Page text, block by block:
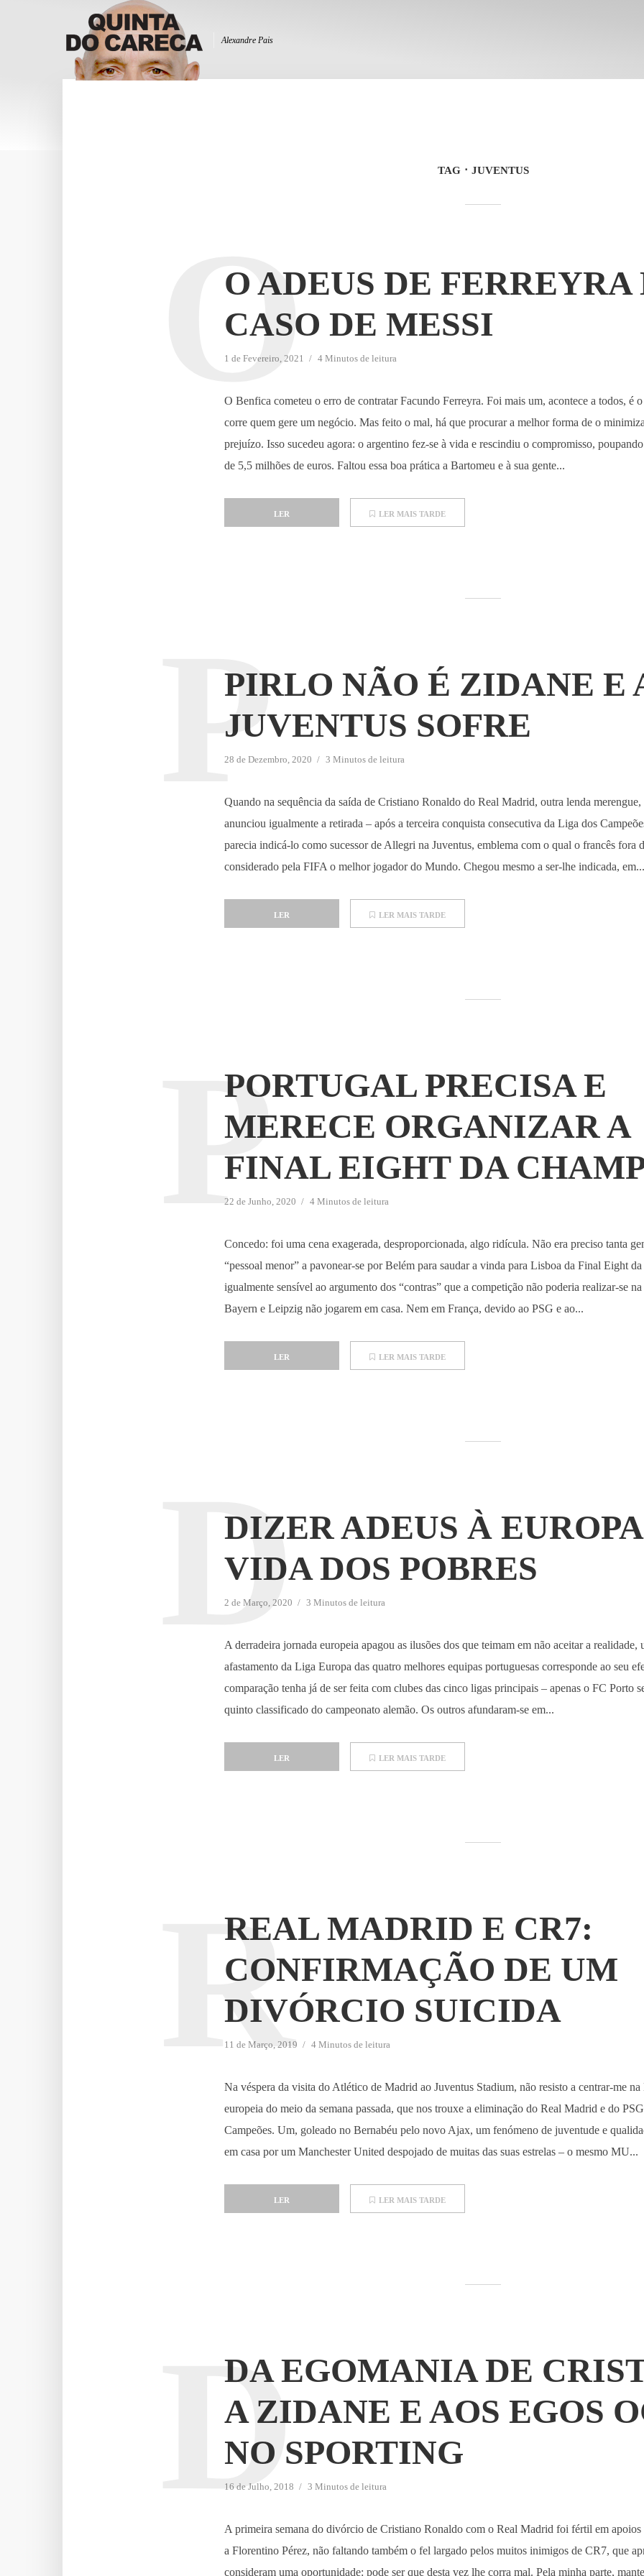
Alexandre Pais
TAG JUVENTUS
O ADEUS DE FERREYRA
CASO DE MESSI
1 de Fevereiro, 2021 4 Minutos de leitura
O
O Benfica cometeu o erro de contratar Facundo Ferreyra. Foi mais um, acontece a todos, é
corre quem gere um negócio. Mas feito o mal, há que procurar a melhor forma de o
prejuízo. Isso sucedeu agora: o argentino fez-se à vida e rescindiu o compromisso,
de 5,5 milhões de euros. Faltou essa boa prática a Bartomeu e à sua gente...
LER LER MAIS TARDE
PIRLO NÃO É ZIDANE E
JUVENTUS SOFRE
28 de Dezembro, 2020 3 Minutos de leitura
P
Quando na sequência da saída de Cristiano Ronaldo do Real Madrid, outra lenda
anunciou igualmente a retirada – após a terceira conquista consecutiva da Liga dos
parecia indicá-lo como sucessor de Allegri na Juventus, emblema com o qual o francês fora
considerado pela FIFA o melhor jogador do Mundo. Chegou mesmo a ser-lhe indicada, em...
LER LER MAIS TARDE
PORTUGAL PRECISA E
MERECE ORGANIZAR A
FINAL EIGHT DA
22 de Junho, 2020 4 Minutos de leitura
P
Concedo: foi uma cena exagerada, desproporcionada, algo ridícula. Não era preciso tanta
“pessoal menor” a pavonear-se por Belém para saudar a vinda para Lisboa da Final Eight
igualmente sensível ao argumento dos “contras” que a competição não poderia realizar-se
Bayern e Leipzig não jogarem em casa. Nem em França, devido ao PSG e ao...
LER LER MAIS TARDE
DIZER ADEUS À
VIDA DOS POBRES
2 de Março, 2020 3 Minutos de leitura
D
A derradeira jornada europeia apagou as ilusões dos que teimam em não aceitar a realidade,
afastamento da Liga Europa das quatro melhores equipas portuguesas corresponde ao seu
comparação tenha já de ser feita com clubes das cinco ligas principais – apenas o FC Porto
quinto classificado do campeonato alemão. Os outros afundaram-se em...
LER LER MAIS TARDE
REAL MADRID E CR7:
CONFIRMAÇÃO DE UM
DIVÓRCIO SUICIDA
11 de Março, 2019 4 Minutos de leitura
R
Na véspera da visita do Atlético de Madrid ao Juventus Stadium, não resisto a centrar-me
europeia do meio da semana passada, que nos trouxe a eliminação do Real Madrid e do
Campeões. Um, goleado no Bernabéu pelo novo Ajax, um fenómeno de juventude e
em casa por um Manchester United despojado de muitas das suas estrelas – o mesmo MU...
LER LER MAIS TARDE
DA EGOMANIA DE
A ZIDANE E AOS EGOS
NO SPORTING
16 de Julho, 2018 3 Minutos de leitura
D
A primeira semana do divórcio de Cristiano Ronaldo com o Real Madrid foi fértil em apoios
a Florentino Pérez, não faltando também o fel largado pelos muitos inimigos de CR7, que
consideram uma oportunidade: pode ser que desta vez lhe corra mal. Pela minha parte,